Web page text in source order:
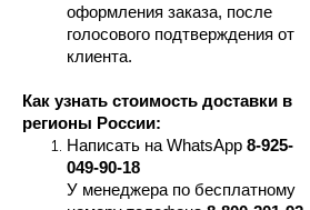
оформления заказа, после
голосового подтверждения от
клиента.
Как узнать стоимость доставки в
регионы России:
Написать на WhatsApp 8-925-
049-90-18
У менеджера по бесплатному